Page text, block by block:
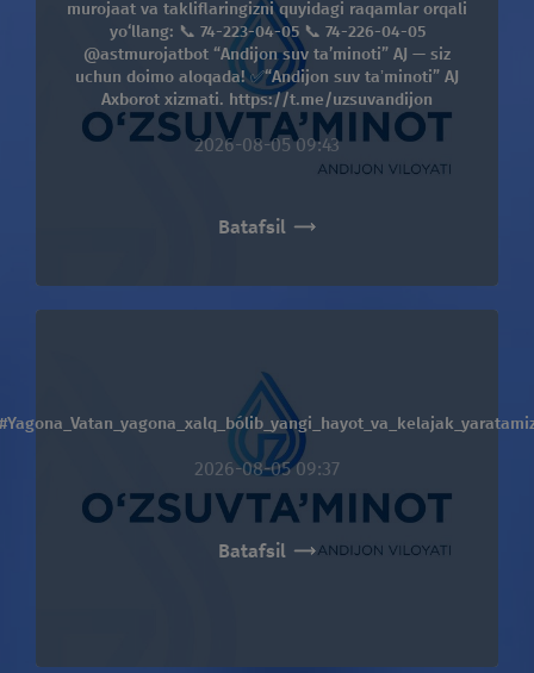
murojaat va takliflaringizni quyidagi raqamlar orqali
yo‘llang: 📞 74-223-04-05 📞 74-226-04-05
@astmurojatbot “Andijon suv ta’minoti” AJ — siz
uchun doimo aloqada! ✅“Andijon suv taʼminoti” AJ
Axborot xizmati. https://t.me/uzsuvandijon
2026-08-05 09:43
Batafsil
2026-08-05 09:37
Batafsil